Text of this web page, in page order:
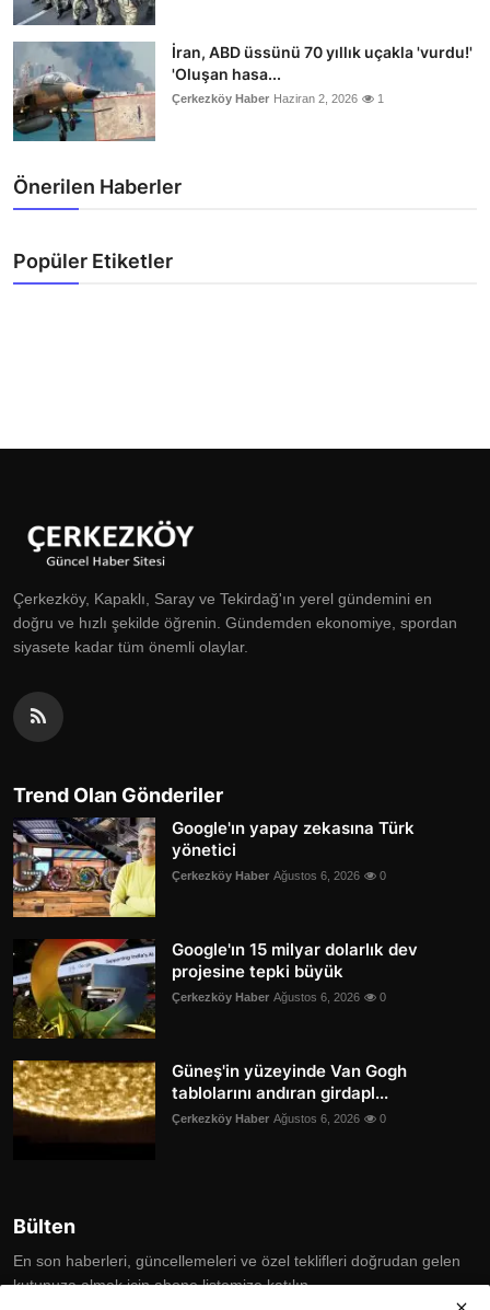
İran, ABD üssünü 70 yıllık uçakla 'vurdu!'
'Oluşan hasa...
Çerkezköy Haber Haziran 2, 2026 1
Önerilen Haberler
Popüler Etiketler
Çerkezköy, Kapaklı, Saray ve Tekirdağ'ın yerel gündemini en
doğru ve hızlı şekilde öğrenin. Gündemden ekonomiye, spordan
siyasete kadar tüm önemli olaylar.
Trend Olan Gönderiler
Google'ın yapay zekasına Türk
yönetici
Çerkezköy Haber Ağustos 6, 2026 0
Google'ın 15 milyar dolarlık dev
projesine tepki büyük
Çerkezköy Haber Ağustos 6, 2026 0
Güneş'in yüzeyinde Van Gogh
tablolarını andıran girdapl...
Çerkezköy Haber Ağustos 6, 2026 0
Bülten
En son haberleri, güncellemeleri ve özel teklifleri doğrudan gelen
kutunuza almak için abone listemize katılın